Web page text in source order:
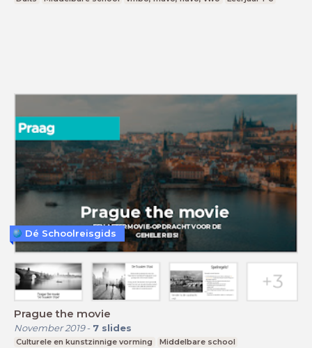
Prague the movie
November 2019- 7 slides
Culturele en kunstzinnige vorming
Middelbare school
Dé Schoolreisgids